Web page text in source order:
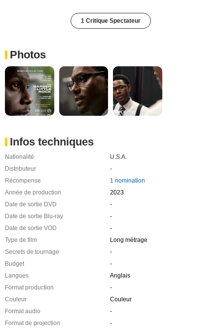
1 Critique Spectateur
Photos
Infos techniques
Nationalité
U.S.A.
Distributeur
-
Récompense
1 nomination
Année de production
2023
Date de sortie DVD
-
Date de sortie Blu-ray
-
Date de sortie VOD
-
Type de film
Long métrage
Secrets de tournage
-
Budget
-
Langues
Anglais
Format production
-
Couleur
Couleur
Format audio
-
Format de projection
-